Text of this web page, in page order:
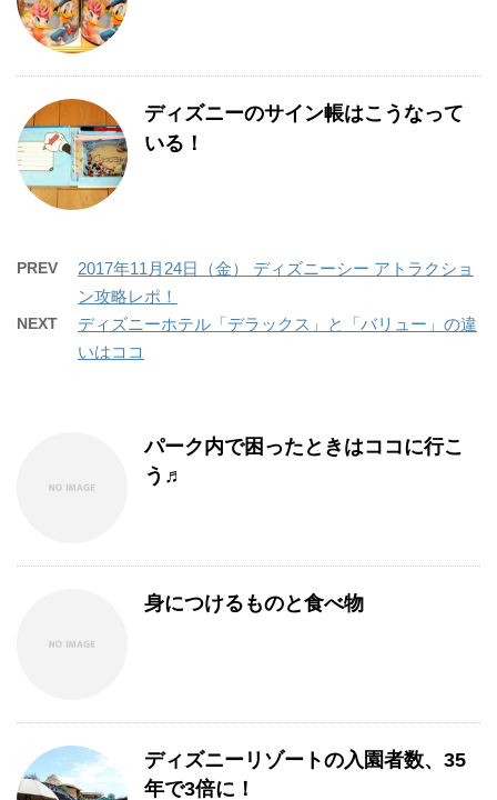
ディズニーのサイン帳はこうなって
いる！
PREV
2017年11月24日（金） ディズニーシー アトラクショ
ン攻略レポ！
NEXT
ディズニーホテル「デラックス」と「バリュー」の違
いはココ
パーク内で困ったときはココに行こ
う♬
身につけるものと食べ物
ディズニーリゾートの入園者数、35
年で3倍に！